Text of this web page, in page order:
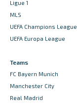
Ligue 1
MLS
UEFA Champions League
UEFA Europa League
Teams
FC Bayern Munich
Manchester City
Real Madrid